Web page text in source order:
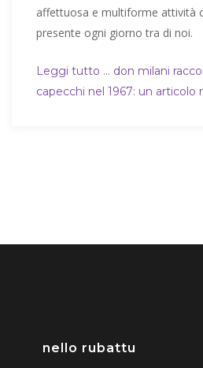
affettuosa e multiforme attività
presente ogni giorno tra di noi.
Leggi tutto … don milani
capecchi nel 1967: un articolo
nello rubattu